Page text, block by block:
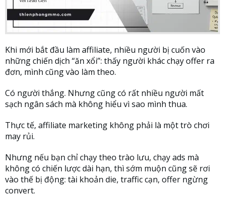
Khi mới bắt đầu làm affiliate, nhiều người bị cuốn vào
những chiến dịch “ăn xổi”: thấy người khác chạy offer ra
đơn, mình cũng vào làm theo.
Có người thắng. Nhưng cũng có rất nhiều người mất
sạch ngân sách mà không hiểu vì sao mình thua.
Thực tế, affiliate marketing không phải là một trò chơi
may rủi.
Nhưng nếu bạn chỉ chạy theo trào lưu, chạy ads mà
không có chiến lược dài hạn, thì sớm muộn cũng sẽ rơi
vào thế bị động: tài khoản die, traffic cạn, offer ngừng
convert.